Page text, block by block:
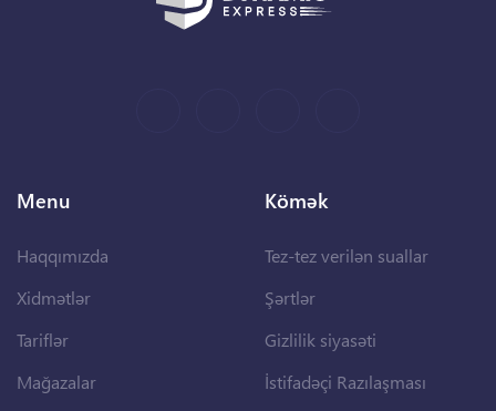
Menu
Haqqımızda
Xidmətlər
Tariflər
Mağazalar
Kömək
Tez-tez verilən suallar
Şərtlər
Gizlilik siyasəti
İstifadəçi Razılaşması